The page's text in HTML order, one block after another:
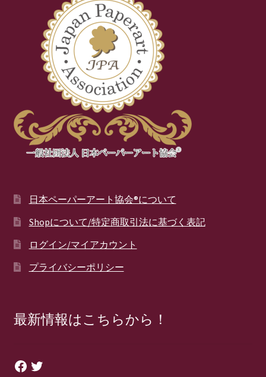
日本ペーパーアート協会®について
Shopについて/特定商取引法に基づく表記
ログイン/マイアカウント
プライバシーポリシー
最新情報はこちらから！
Facebook
Twitter